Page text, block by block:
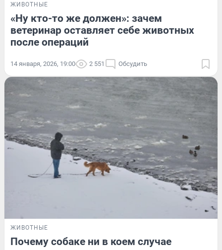
ЖИВОТНЫЕ
«Ну кто-то же должен»: зачем
ветеринар оставляет себе животных
после операций
14 января, 2026, 19:00 2 551 Обсудить
ЖИВОТНЫЕ
Почему собаке ни в коем случае